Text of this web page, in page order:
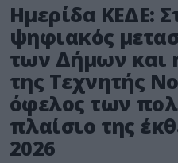
Ημερίδα ΚΕΔΕ:
ψηφιακός
των Δήμων και
της Τεχνητής
όφελος των
πλαίσιο της
2026